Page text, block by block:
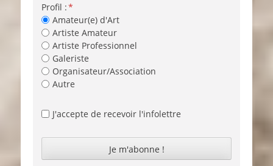
Profil :
Amateur(e) d'Art
Artiste Amateur
Artiste Professionnel
Galeriste
Organisateur/Association
Autre
J'accepte de recevoir l'infolettre